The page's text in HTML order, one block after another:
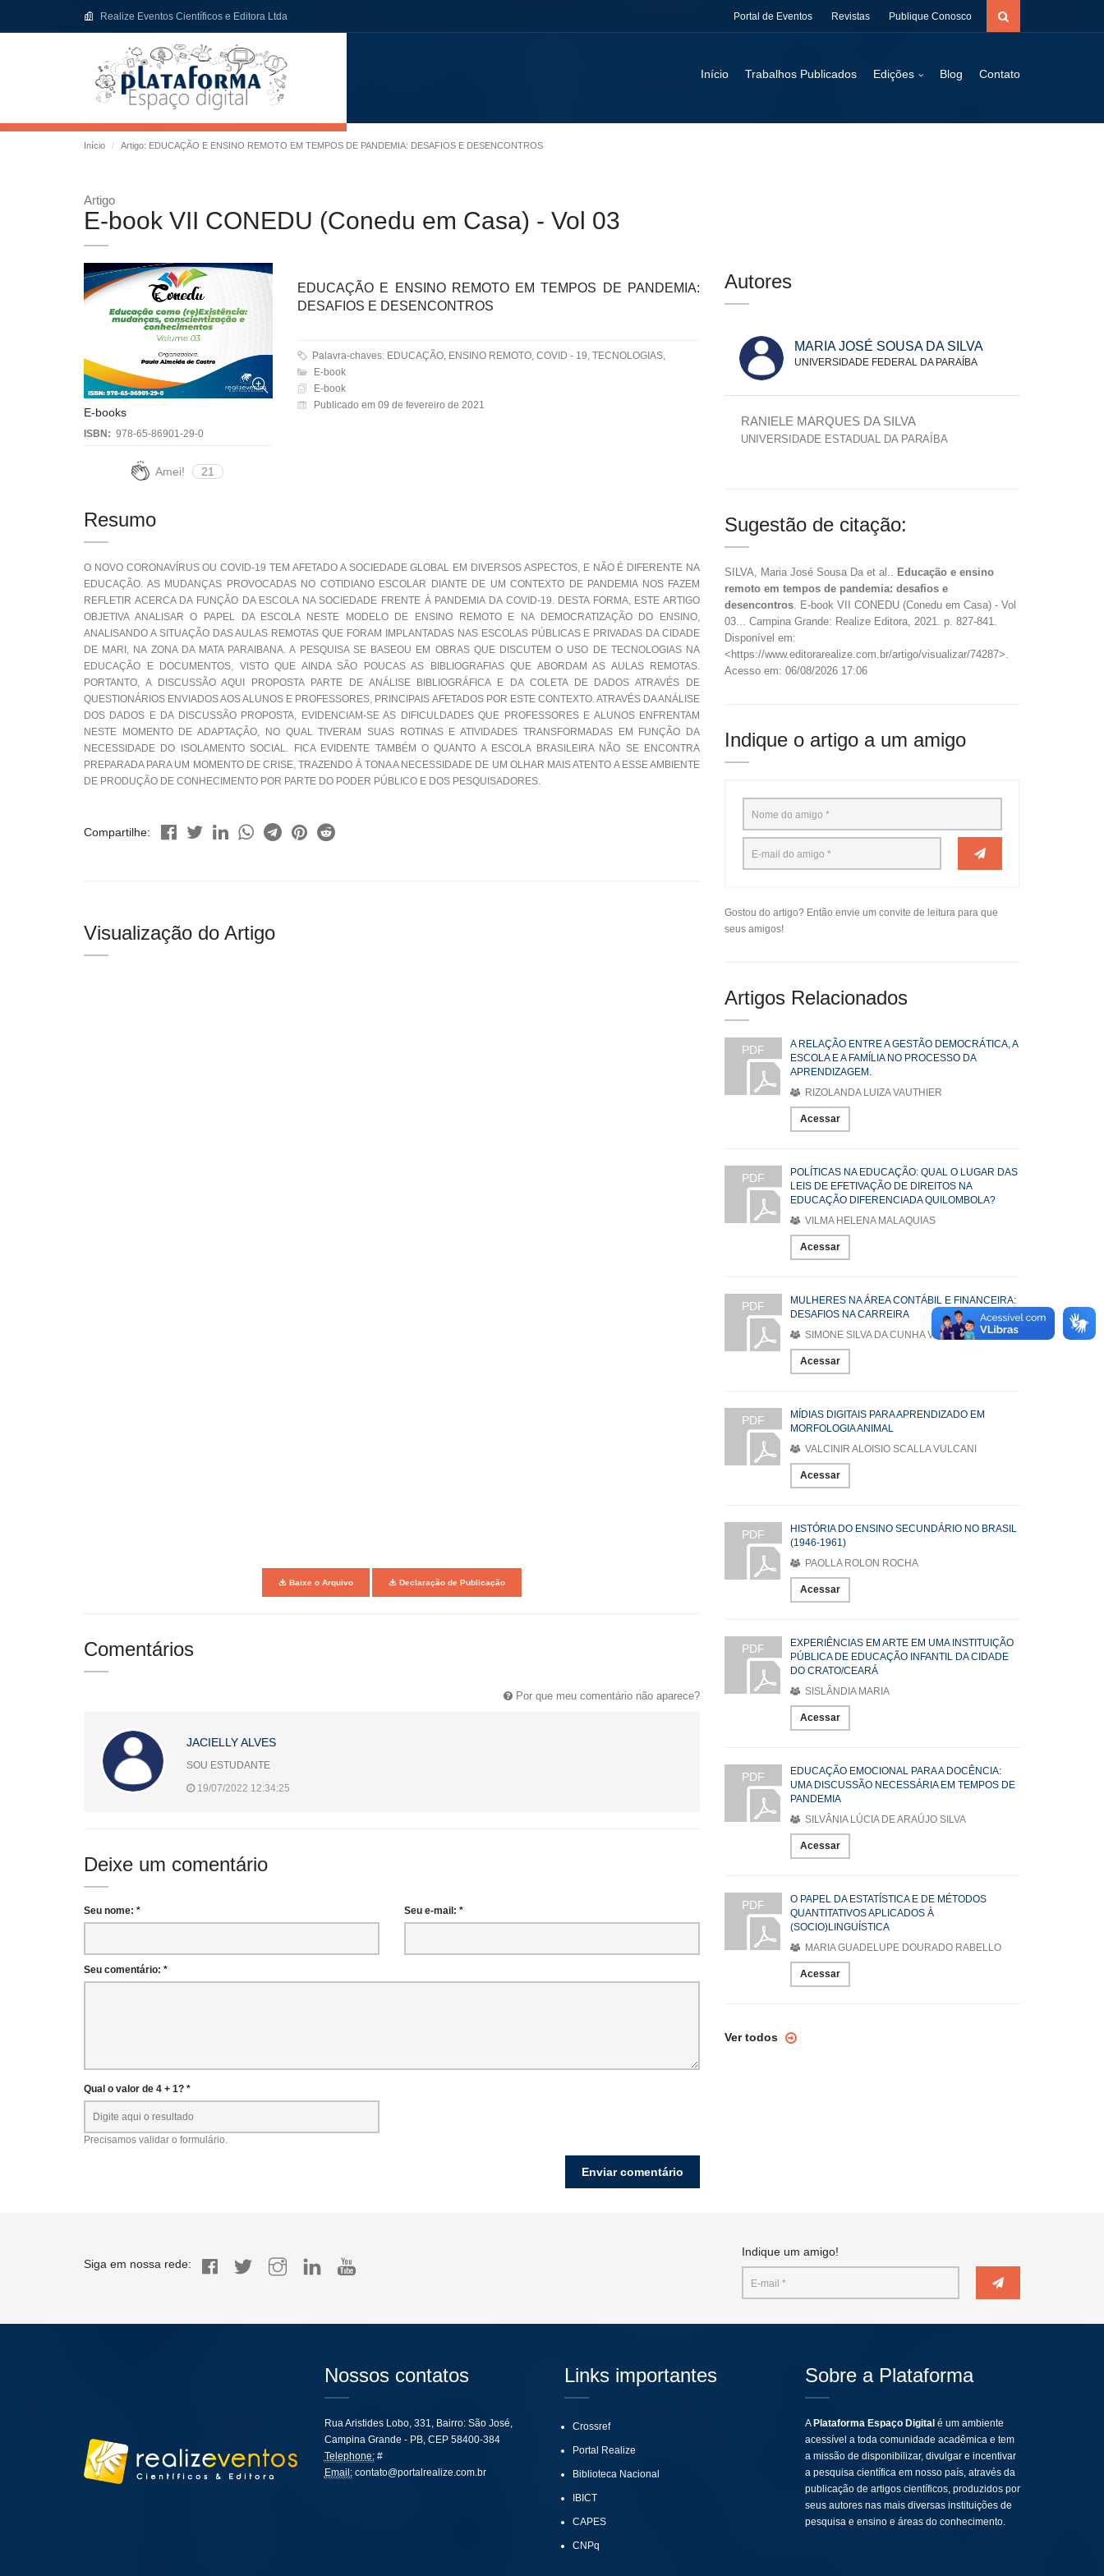
Realize Eventos Científicos e Editora Ltda Portal de Eventos Revistas Publique Conosco
Início Trabalhos Publicados Edições Blog Contato
Início Artigo: EDUCAÇÃO E ENSINO REMOTO EM TEMPOS DE PANDEMIA: DESAFIOS E DESENCONTROS
Artigo
E-book VII CONEDU (Conedu em Casa) - Vol 03
E-books
ISBN: 978-65-86901-29-0
Amei! 21
EDUCAÇÃO E ENSINO REMOTO EM TEMPOS DE PANDEMIA:
DESAFIOS E DESENCONTROS
Palavra-chaves: EDUCAÇÃO, ENSINO REMOTO, COVID - 19, TECNOLOGIAS,
E-book
E-book
Publicado em 09 de fevereiro de 2021
Resumo
O NOVO CORONAVÍRUS OU COVID-19 TEM AFETADO A SOCIEDADE GLOBAL EM DIVERSOS ASPECTOS, E NÃO É DIFERENTE NA
EDUCAÇÃO. AS MUDANÇAS PROVOCADAS NO COTIDIANO ESCOLAR DIANTE DE UM CONTEXTO DE PANDEMIA NOS FAZEM
REFLETIR ACERCA DA FUNÇÃO DA ESCOLA NA SOCIEDADE FRENTE À PANDEMIA DA COVID-19. DESTA FORMA, ESTE ARTIGO
OBJETIVA ANALISAR O PAPEL DA ESCOLA NESTE MODELO DE ENSINO REMOTO E NA DEMOCRATIZAÇÃO DO ENSINO,
ANALISANDO A SITUAÇÃO DAS AULAS REMOTAS QUE FORAM IMPLANTADAS NAS ESCOLAS PÚBLICAS E PRIVADAS DA CIDADE
DE MARI, NA ZONA DA MATA PARAIBANA. A PESQUISA SE BASEOU EM OBRAS QUE DISCUTEM O USO DE TECNOLOGIAS NA
EDUCAÇÃO E DOCUMENTOS, VISTO QUE AINDA SÃO POUCAS AS BIBLIOGRAFIAS QUE ABORDAM AS AULAS REMOTAS.
PORTANTO, A DISCUSSÃO AQUI PROPOSTA PARTE DE ANÁLISE BIBLIOGRÁFICA E DA COLETA DE DADOS ATRAVÉS DE
QUESTIONÁRIOS ENVIADOS AOS ALUNOS E PROFESSORES, PRINCIPAIS AFETADOS POR ESTE CONTEXTO. ATRAVÉS DA ANÁLISE
DOS DADOS E DA DISCUSSÃO PROPOSTA, EVIDENCIAM-SE AS DIFICULDADES QUE PROFESSORES E ALUNOS ENFRENTAM
NESTE MOMENTO DE ADAPTAÇÃO, NO QUAL TIVERAM SUAS ROTINAS E ATIVIDADES TRANSFORMADAS EM FUNÇÃO DA
NECESSIDADE DO ISOLAMENTO SOCIAL. FICA EVIDENTE TAMBÉM O QUANTO A ESCOLA BRASILEIRA NÃO SE ENCONTRA
PREPARADA PARA UM MOMENTO DE CRISE, TRAZENDO À TONA A NECESSIDADE DE UM OLHAR MAIS ATENTO A ESSE AMBIENTE
DE PRODUÇÃO DE CONHECIMENTO POR PARTE DO PODER PÚBLICO E DOS PESQUISADORES.
Compartilhe:
Visualização do Artigo
Baixe o Arquivo Declaração de Publicação
Comentários
Por que meu comentário não aparece?
JACIELLY ALVES
SOU ESTUDANTE
19/07/2022 12:34:25
Deixe um comentário
Seu nome: * Seu e-mail: *
Seu comentário: *
Qual o valor de 4 + 1? *
Precisamos validar o formulário.
Autores
MARIA JOSÉ SOUSA DA SILVA
UNIVERSIDADE FEDERAL DA PARAÍBA
RANIELE MARQUES DA SILVA
UNIVERSIDADE ESTADUAL DA PARAÍBA
Sugestão de citação:
SILVA, Maria José Sousa Da et al.. Educação e ensino
remoto em tempos de pandemia: desafios e
desencontros. E-book VII CONEDU (Conedu em Casa) - Vol
03... Campina Grande: Realize Editora, 2021. p. 827-841.
Disponível em:
<https://www.editorarealize.com.br/artigo/visualizar/74287>.
Acesso em: 06/08/2026 17:06
Indique o artigo a um amigo
Gostou do artigo? Então envie um convite de leitura para que
seus amigos!
Artigos Relacionados
PDF
A RELAÇÃO ENTRE A GESTÃO DEMOCRÁTICA, A
ESCOLA E A FAMÍLIA NO PROCESSO DA
APRENDIZAGEM.
RIZOLANDA LUIZA VAUTHIER
Acessar
PDF
POLÍTICAS NA EDUCAÇÃO: QUAL O LUGAR DAS
LEIS DE EFETIVAÇÃO DE DIREITOS NA
EDUCAÇÃO DIFERENCIADA QUILOMBOLA?
VILMA HELENA MALAQUIAS
Acessar
PDF
MULHERES NA ÁREA CONTÁBIL E FINANCEIRA:
DESAFIOS NA CARREIRA
SIMONE SILVA DA CUNHA VIEIRA
Acessar
PDF
MÍDIAS DIGITAIS PARA APRENDIZADO EM
MORFOLOGIA ANIMAL
VALCINIR ALOISIO SCALLA VULCANI
Acessar
PDF
HISTÓRIA DO ENSINO SECUNDÁRIO NO BRASIL
(1946-1961)
PAOLLA ROLON ROCHA
Acessar
PDF
EXPERIÊNCIAS EM ARTE EM UMA INSTITUIÇÃO
PÚBLICA DE EDUCAÇÃO INFANTIL DA CIDADE
DO CRATO/CEARÁ
SISLÂNDIA MARIA
Acessar
PDF
EDUCAÇÃO EMOCIONAL PARA A DOCÊNCIA:
UMA DISCUSSÃO NECESSÁRIA EM TEMPOS DE
PANDEMIA
SILVÂNIA LÚCIA DE ARAÚJO SILVA
Acessar
PDF
O PAPEL DA ESTATÍSTICA E DE MÉTODOS
QUANTITATIVOS APLICADOS À
(SOCIO)LINGUÍSTICA
MARIA GUADELUPE DOURADO RABELLO
Acessar
Ver todos
Siga em nossa rede:
Indique um amigo!
Nossos contatos
Rua Aristides Lobo, 331, Bairro: São José,
Campina Grande - PB, CEP 58400-384
Telephone:#
Email: contato@portalrealize.com.br
Links importantes
Crossref
Portal Realize
Biblioteca Nacional
IBICT
CAPES
CNPq
Sobre a Plataforma
A Plataforma Espaço Digital é um ambiente
acessível a toda comunidade acadêmica e tem
a missão de disponibilizar, divulgar e incentivar
a pesquisa científica em nosso país, através da
publicação de artigos científicos, produzidos por
seus autores nas mais diversas instituições de
pesquisa e ensino e áreas do conhecimento.